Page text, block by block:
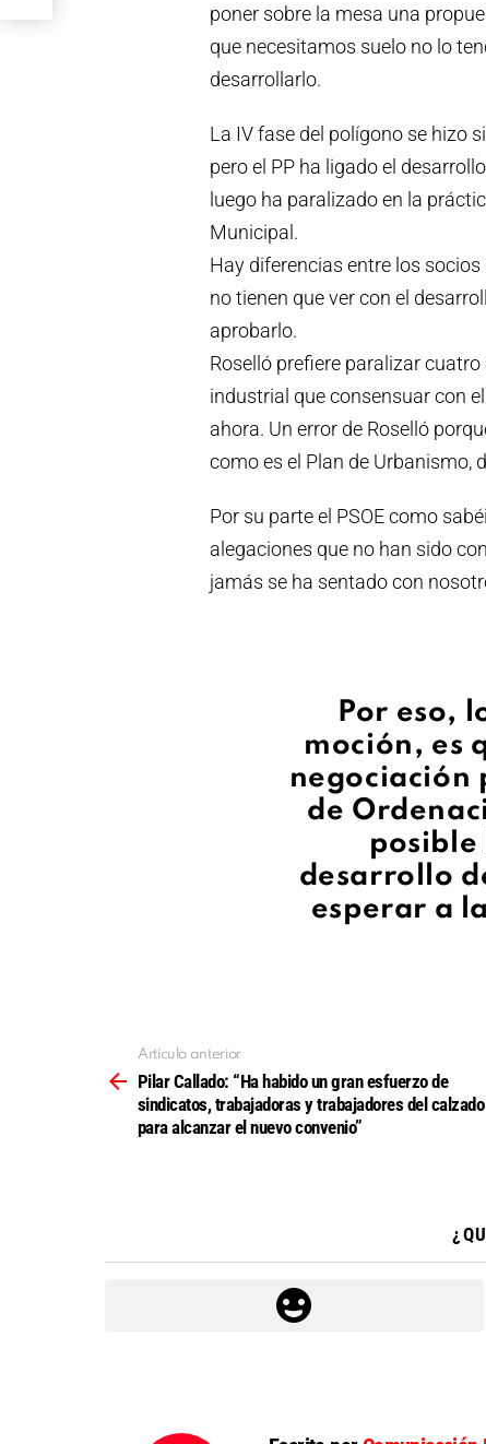
poner sobre la mesa una
que necesitamos suelo no lo
desarrollarlo.
La IV fase del polígono se hizo
pero el PP ha ligado el
luego ha paralizado en la
Municipal.
Hay diferencias entre los
no tienen que ver con el
aprobarlo.
Roselló prefiere paralizar
industrial que consensuar con
ahora. Un error de Roselló
como es el Plan de Urbanismo,
Por su parte el PSOE como
alegaciones que no han sido
jamás se ha sentado con
Por eso,
moción, es
negociación
de
posible
desarrollo
esperar a
más
Artículo anterior
Pilar Callado: “Ha habido un gran esfuerzo de
sindicatos, trabajadoras y trabajadores del calzado
para alcanzar el nuevo convenio”